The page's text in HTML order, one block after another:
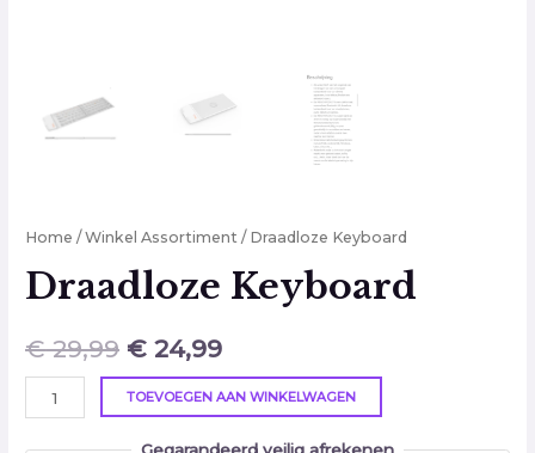
Home /Winkel Assortiment / Draadloze Keyboard
Draadloze Keyboard
€29,99 € 24,99
TOEVOEGEN AAN WINKELWAGEN